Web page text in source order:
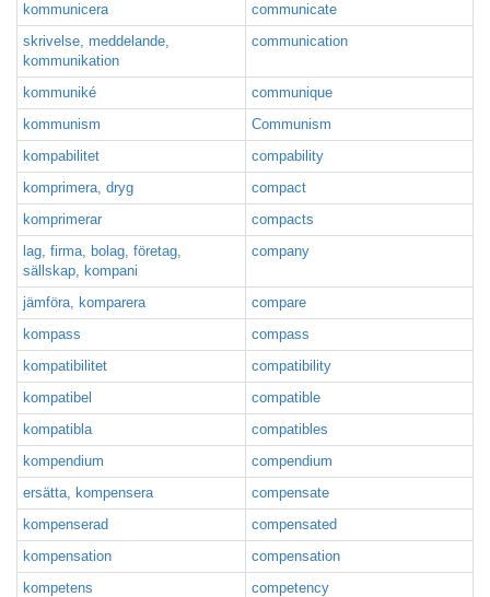
kommunicera
communicate
skrivelse, meddelande,
kommunikation
communication
kommuniké
communique
kommunism
Communism
kompabilitet
compability
komprimera, dryg
compact
komprimerar
compacts
lag, firma, bolag, företag,
sällskap, kompani
company
jämföra, komparera
compare
kompass
compass
kompatibilitet
compatibility
kompatibel
compatible
kompatibla
compatibles
kompendium
compendium
ersätta, kompensera
compensate
kompenserad
compensated
kompensation
compensation
kompetens
competency